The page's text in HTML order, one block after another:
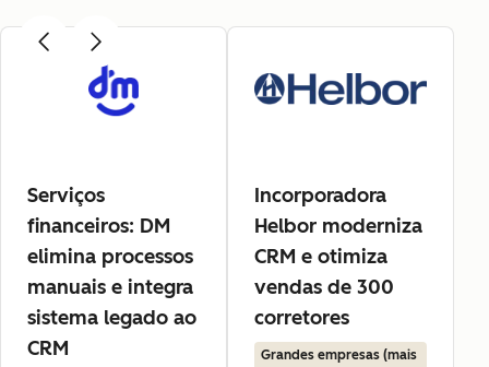
Serviços
financeiros: DM
elimina processos
manuais e integra
sistema legado ao
CRM
Incorporadora
Helbor moderniza
CRM e otimiza
vendas de 300
corretores
Grandes empresas (mais